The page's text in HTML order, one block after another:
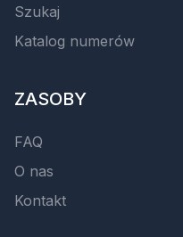
Szukaj
Katalog numerów
ZASOBY
FAQ
O nas
Kontakt